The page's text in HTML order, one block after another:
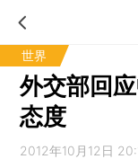
世界
外交部回
态度
2012年10月12日